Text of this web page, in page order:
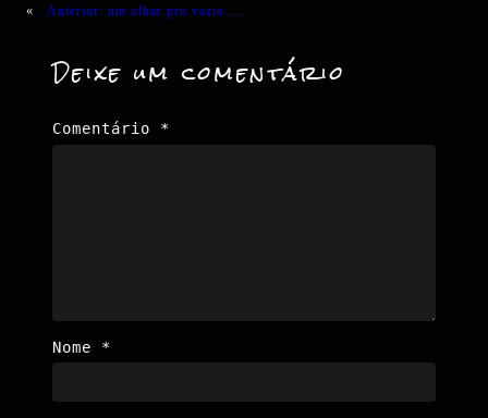
« Anterior: um olhar pro vazio …
Deixe um comentário
Comentário *
Nome *